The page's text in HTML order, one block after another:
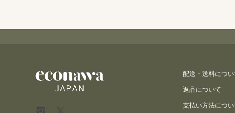
配送・送料につい
返品について
支払い方法につい